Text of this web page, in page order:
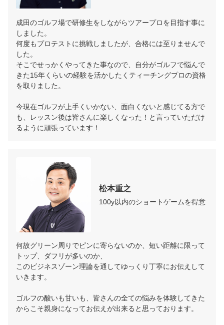
成田のゴルフ場で研修生をしながらツアープロを目指す事に
しました。
何度もプロテストに挑戦しましたが、合格には至りませんで
した。
そこでせっかくやってきた事なので、自分がゴルフで悩んで
きた15年くらいの経験を活かしたくティーチングプロの資格
を取りました。
今現在ゴルフが上手くいかない、面白くないと感じてる方で
も、レッスン後は皆さんに楽しくなった！と言っていただけ
るように頑張っています！
松本重之
100y以内のショートゲームを得意
何故グリーン周りでピンに寄らないのか、短い距離に限って
トップ、ダフリが多いのか、
このビジネスゾーン理論を通してゆっくり丁寧にお伝えして
いきます。
ゴルフの酸いも甘いも、皆さんの全ての悩みを体験してきた
からこそ親身になってお伝えが出来ると思っております。